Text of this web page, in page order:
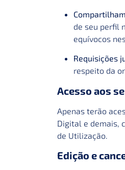
de seu perfil
equívocos
Requisições
respeito da
Acesso aos
Apenas terão
Digital e demais,
de Utilização.
Edição e